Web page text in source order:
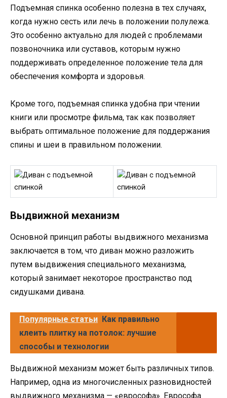
Подъемная спинка особенно полезна в тех случаях,
когда нужно сесть или лечь в положении полулежа.
Это особенно актуально для людей с проблемами
позвоночника или суставов, которым нужно
поддерживать определенное положение тела для
обеспечения комфорта и здоровья.
Кроме того, подъемная спинка удобна при чтении
книги или просмотре фильма, так как позволяет
выбрать оптимальное положение для поддержания
спины и шеи в правильном положении.
Выдвижной механизм
Основной принцип работы выдвижного механизма
заключается в том, что диван можно разложить
путем выдвижения специального механизма,
который занимает некоторое пространство под
сидушками дивана.
Популярные статьи Как правильно
клеить плитку на потолок: лучшие
способы и технологии
Выдвижной механизм может быть различных типов.
Например, одна из многочисленных разновидностей
выдвижного механизма — «еврософа». Еврософа